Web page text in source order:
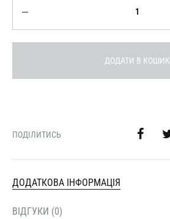
ДОДАТИ В КОШИК
ПОДІЛИТИСЬ
ДОДАТКОВА ІНФОРМАЦІЯ
ВІДГУКИ (0)